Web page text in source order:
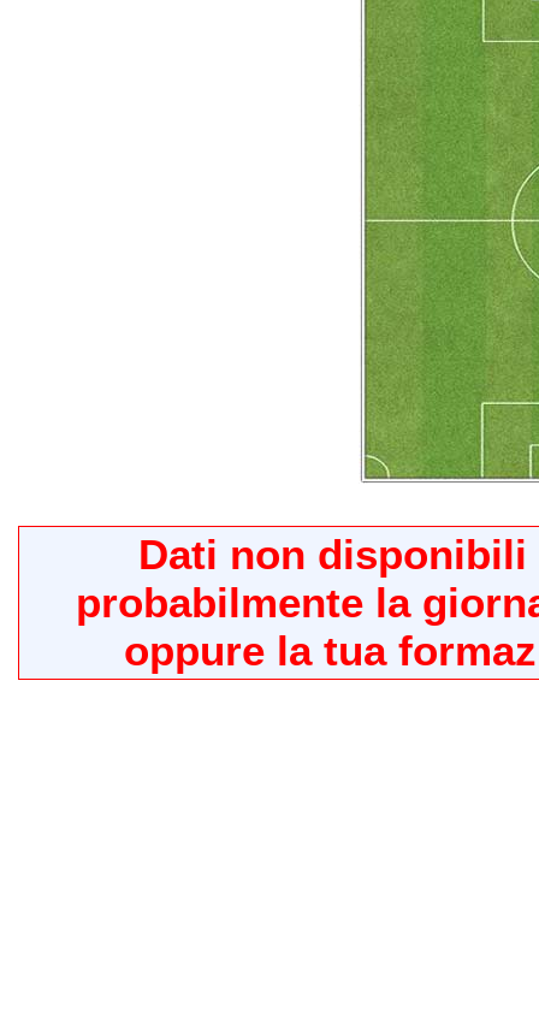
Dati non disponibili
probabilmente la
oppure la tua